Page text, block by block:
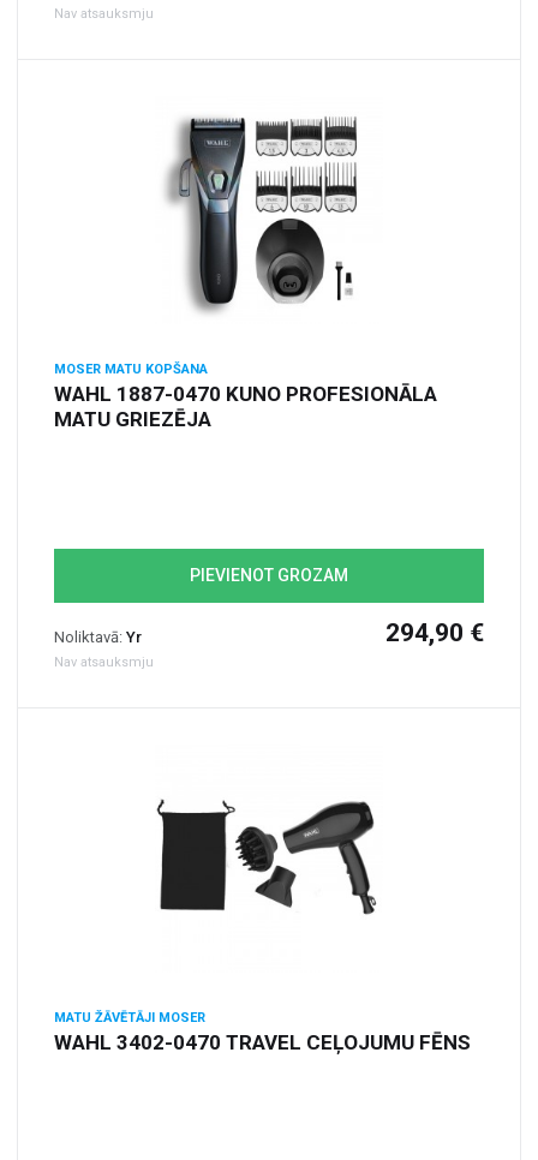
Nav atsauksmju
MOSER MATU KOPŠANA
WAHL 1887-0470 KUNO PROFESIONĀLA
MATU GRIEZĒJA
PIEVIENOT GROZAM
Noliktavā: Yr
Nav atsauksmju
294,90 €
MATU ŽĀVĒTĀJI MOSER
WAHL 3402-0470 TRAVEL CEĻOJUMU FĒNS